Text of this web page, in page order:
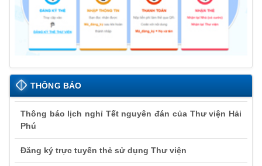
THÔNG BÁO
Thông báo lịch nghỉ Tết nguyên đán của Thư viện Hải
Phú
Đăng ký trực tuyến thẻ sử dụng Thư viện